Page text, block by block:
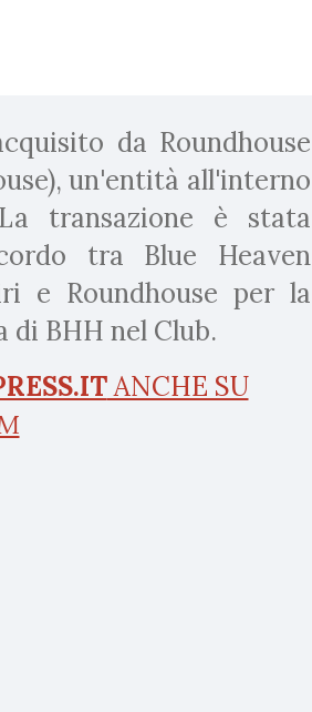
da Roundhouse
un'entità all'interno
transazione è stata
tra Blue Heaven
e Roundhouse per la
di BHH nel Club.
ANCHE SU